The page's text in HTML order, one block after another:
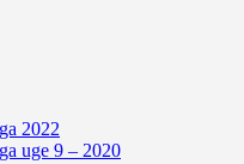
2022
uge 9 – 2020